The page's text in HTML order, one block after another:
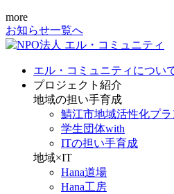
more
お知らせ一覧へ
エル・コミュニティについ
プロジェクト紹介
地域の担い手育成
鯖江市地域活性化プラ
学生団体with
ITの担い手育成
地域×IT
Hana道場
Hana工房